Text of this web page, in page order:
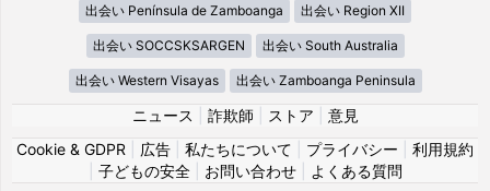
出会い Península de Zamboanga 出会い Region XII
出会い SOCCSKSARGEN 出会い South Australia
出会い Western Visayas 出会い Zamboanga Peninsula
ニュース 詐欺師 ストア
意見
Cookie & GDPR
広告 私たちについて プライバシー
利用規約
子どもの安全| お問い合わせ| よくある質問